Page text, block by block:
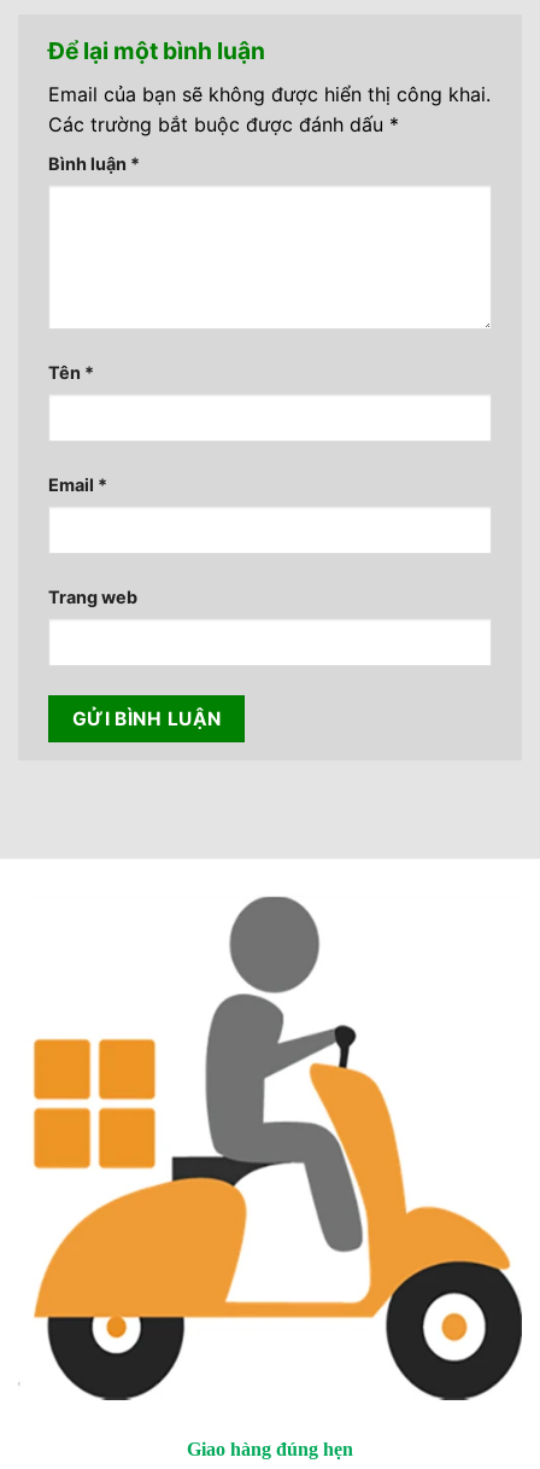
Để lại một bình luận
Email của bạn sẽ không được hiển thị công khai.
Các trường bắt buộc được đánh dấu *
Bình luận *
Tên *
Email *
Trang web
Giao hàng đúng hẹn